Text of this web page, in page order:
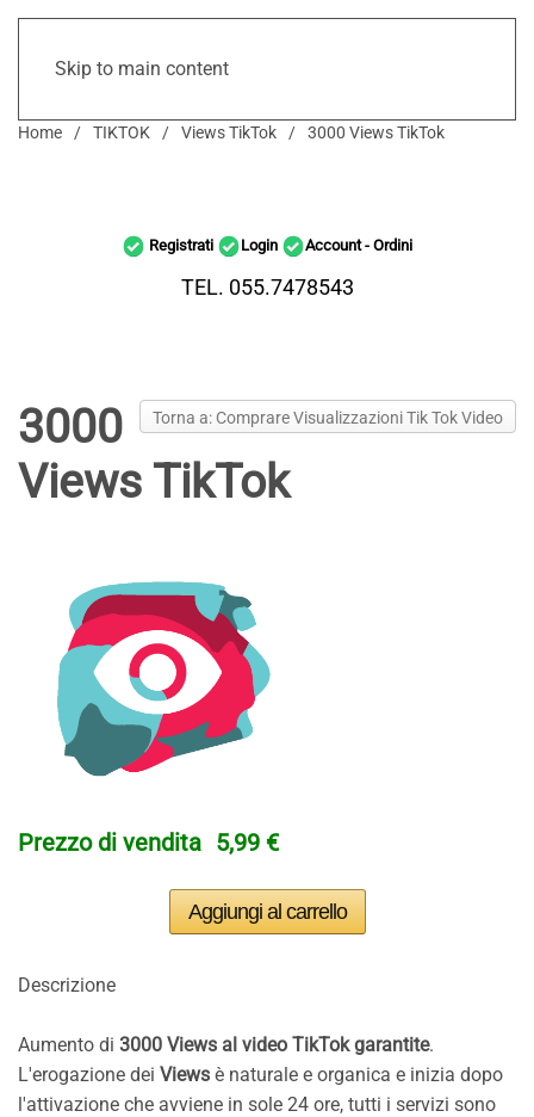
Skip to main content
Home TIKTOK Views TikTok 3000 Views TikTok
Registrati Login Account - Ordini
TEL. 055.7478543
Torna a: Comprare Visualizzazioni Tik Tok Video
3000
Views TikTok
Prezzo di vendita 5,99 €
Descrizione
Aumento di 3000 Views al video TikTok garantite.
L'erogazione dei Views è naturale e organica e inizia dopo
l'attivazione che avviene in sole 24 ore, tutti i servizi sono